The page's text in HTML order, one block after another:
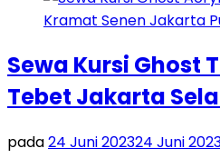
Sewa Kursi Ghost
Tebet Jakarta
pada24 Juni 202324 Juni